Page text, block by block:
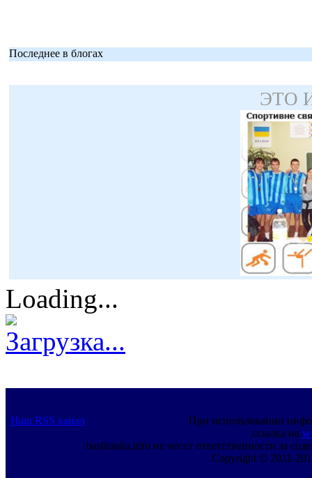
Последнее в блогах
ЭТО
Loading...
Загрузка...
Наш RSS канал
При использовании
ссылка на
bashtanka.info не несет ответственности за
Copyright © 2011-